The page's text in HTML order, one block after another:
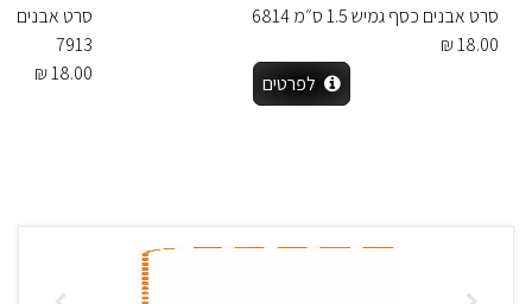
סרט אבנים כסף גמיש 1.5 ס״מ 6814
18.00 ₪
לפרטים
7913
18.00 ₪